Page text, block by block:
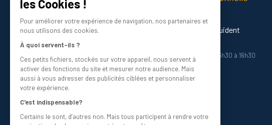
les Cookies !
Pour améliorer votre expérience de navigation, nos partenaires et
nous utilisons des cookies.
À quoi servent-ils ?
Ces petits fichiers, stockés sur votre appareil, nous servent à
activer des fonctions du site et mesurer notre audience. Mais
aussi à vous adresser des publicités ciblées et personnaliser
votre expérience.
C'est indispensable?
Certains le sont, d’autres non. Mais tous participent à rendre votre
Besoin d’aide ? Nos experts vous guident
Du lundi au vendredi de 8h30 à 12h30 et 13h30 à 16h30
Écrivez-nous
info@bricovis.fr
Suivez-nous sur les réseaux !